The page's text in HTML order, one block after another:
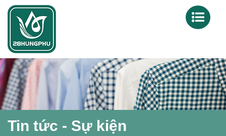
Tin tức - Sự kiện